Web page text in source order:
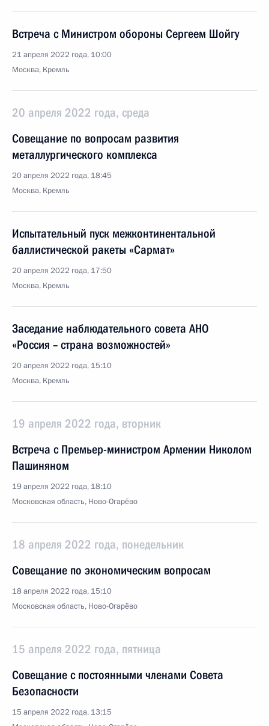
Встреча с Министром обороны Сергеем Шойгу
21 апреля 2022 года, 10:00
Москва, Кремль
20 апреля 2022 года, среда
Совещание по вопросам развития
металлургического комплекса
20 апреля 2022 года, 18:45
Москва, Кремль
Испытательный пуск межконтинентальной
баллистической ракеты «Сармат»
20 апреля 2022 года, 17:50
Москва, Кремль
Заседание наблюдательного совета АНО
«Россия – страна возможностей»
20 апреля 2022 года, 15:10
Москва, Кремль
19 апреля 2022 года, вторник
Встреча с Премьер-министром Армении Николом
Пашиняном
19 апреля 2022 года, 18:10
Московская область, Ново-Огарёво
18 апреля 2022 года, понедельник
Совещание по экономическим вопросам
18 апреля 2022 года, 15:10
Московская область, Ново-Огарёво
15 апреля 2022 года, пятница
Совещание с постоянными членами Совета
Безопасности
15 апреля 2022 года, 13:15